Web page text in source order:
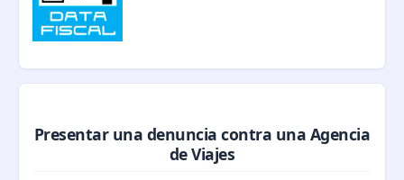
Presentar una denuncia contra una Agencia
de Viajes